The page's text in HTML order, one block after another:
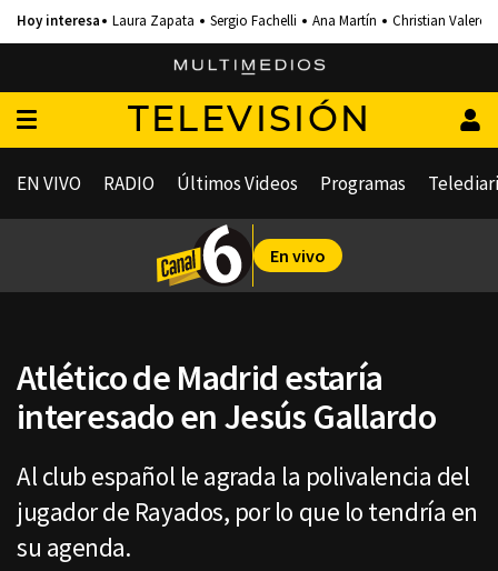
Laura Zapata Sergio Fachelli Ana Martín Christian Valero
TELEVISIÓN
EN VIVO RADIO Últimos Videos Programas
En vivo
Atlético de Madrid estaría
interesado en Jesús Gallardo
Al club español le agrada la polivalencia del
jugador de Rayados, por lo que lo tendría en
su agenda.